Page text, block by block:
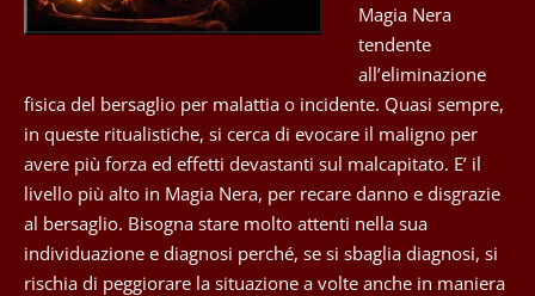
Magia Nera
tendente
all’eliminazione
fisica del bersaglio per malattia o incidente. Quasi sempre,
in queste ritualistiche, si cerca di evocare il maligno per
avere più forza ed effetti devastanti sul malcapitato. E’ il
livello più alto in Magia Nera, per recare danno e disgrazie
al bersaglio. Bisogna stare molto attenti nella sua
individuazione e diagnosi perché, se si sbaglia diagnosi, si
rischia di peggiorare la situazione a volte anche in maniera